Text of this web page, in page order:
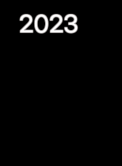
2023